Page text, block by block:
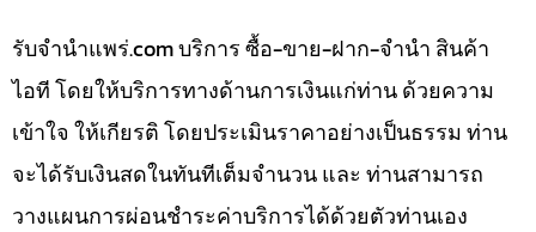
รับจํานําแพร่.com บริการ ซื้อ-ขาย-ฝาก-จำนำ สินค้า
ไอที โดยให้บริการทางด้านการเงินแก่ท่าน ด้วยความ
เข้าใจ ให้เกียรติ โดยประเมินราคาอย่างเป็นธรรม ท่าน
จะได้รับเงินสดในทันทีเต็มจำนวน และ ท่านสามารถ
วางแผนการผ่อนชำระค่าบริการได้ด้วยตัวท่านเอง